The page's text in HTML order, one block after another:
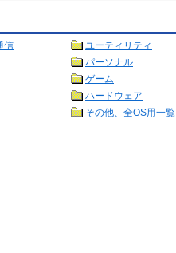
信
ユーティリティ
パーソナル
ゲーム
ハードウェア
その他、全OS用一覧